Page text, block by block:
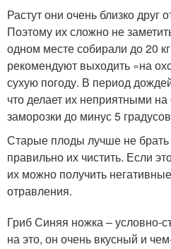
Растут они очень близко друг
Поэтому их сложно не
одном месте собирали до 20
рекомендуют выходить «на
сухую погоду. В период
что делает их неприятными
заморозки до минус 5
Старые плоды лучше не
правильно их чистить. Если
их можно получить
отравления.
Гриб Синяя ножка – условно-
на это, он очень вкусный и